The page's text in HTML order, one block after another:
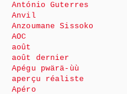
António Guterres
Anvil
Anzoumane Sissoko
AOC
août
août dernier
Apégu pwärä-ùù
aperçu réaliste
Apéro